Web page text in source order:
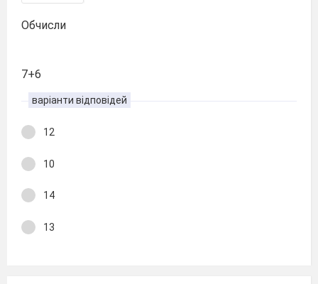
Обчисли
7+6
варіанти відповідей
12
10
14
13